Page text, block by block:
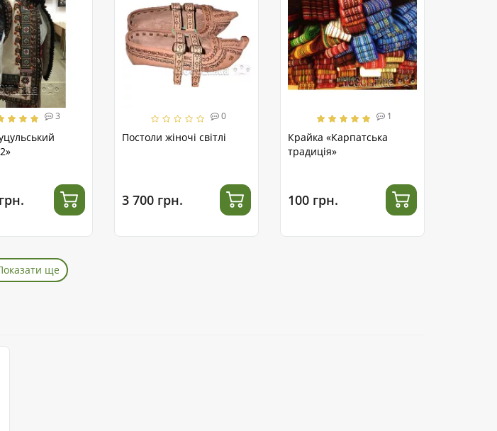
3 0
Постоли жіночі світлі
3 700 грн.
1
Крайка «Карпатська
традиція»
100 грн.
ще